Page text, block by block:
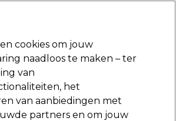
Aanmelden
Elektra
dag geleverd*
maandag t/m vrijdag
cookies om jouw
naadloos te maken – ter
van
het
van aanbiedingen met
partners en om jouw